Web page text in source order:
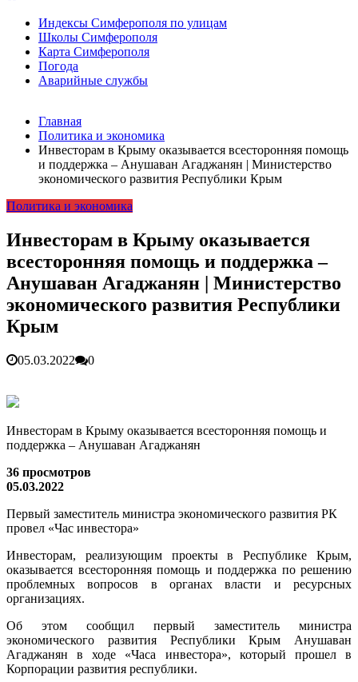
Индексы Симферополя по улицам
Школы Симферополя
Карта Симферополя
Погода
Аварийные службы
После атаки БПЛА на поезд Москва–Симферополь в
Крыму эвакуировали всех пассажиро...08.06.2026
Услуги дератизации в Симферополе и Крыму — цены,
гарантия, выезд в день обращени...01.04.2026
средства на программу социальн...
время...26.02.2026
В Симферополе очищают реку Салгир: работы ведутся
от Потёмкинской до Гагарина... 05.09.2025
Главная
Политика и экономика
Инвесторам в Крыму оказывается всесторонняя помощь
и поддержка – Анушаван Агаджанян | Министерство
экономического развития Республики Крым
Политика и экономика
Инвесторам в Крыму оказывается
всесторонняя помощь и поддержка –
Анушаван Агаджанян | Министерство
экономического развития Республики
Крым
05.03.2022 0
Инвесторам в Крыму оказывается всесторонняя помощь и
поддержка – Анушаван Агаджанян
36 просмотров
05.03.2022
Первый заместитель министра экономического развития РК
провел «Час инвестора»
Инвесторам, реализующим проекты в Республике Крым,
оказывается всесторонняя помощь и поддержка по решению
проблемных вопросов в органах власти и ресурсных
организациях.
Об этом сообщил первый заместитель министра
экономического развития Республики Крым Анушаван
Агаджанян в ходе «Часа инвестора», который прошел в
Корпорации развития республики.